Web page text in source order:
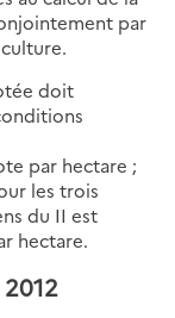
par
doit
par hectare ;
les trois
du II est
hectare.